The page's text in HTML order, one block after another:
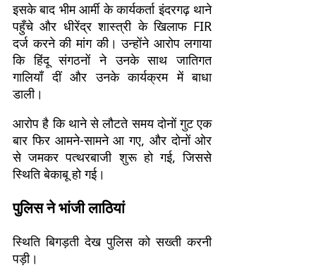
इसके बाद भीम आर्मी के कार्यकर्ता इंदरगढ़ थाने
पहुँचे और धीरेंद्र शास्त्री के खिलाफ FIR
दर्ज करने की मांग की। उन्होंने आरोप लगाया
कि हिंदू संगठनों ने उनके साथ जातिगत
गालियाँ दीं और उनके कार्यक्रम में बाधा
डाली।
आरोप है कि थाने से लौटते समय दोनों गुट एक
बार फिर आमने-सामने आ गए, और दोनों ओर
से जमकर पत्थरबाजी शुरू हो गई, जिससे
स्थिति बेकाबू हो गई।
पुलिस ने भांजी लाठियां
स्थिति बिगड़ती देख पुलिस को सख्ती करनी
पड़ी।